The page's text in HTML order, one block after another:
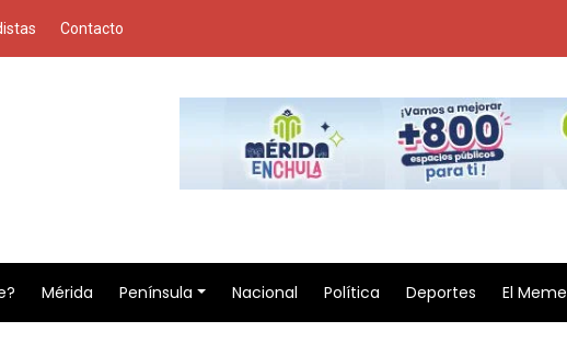
Contacto
Mérida Península Nacional Política Deportes El Meme